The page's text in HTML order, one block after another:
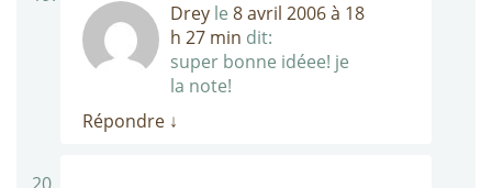
Drey le 8 avril 2006 à 18
h 27 min dit:
super bonne idéee! je
la note!
Répondre ↓